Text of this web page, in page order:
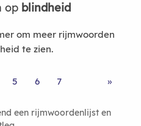
op blindheid
om meer rijmwoorden
te zien.
5 6 7 »
een rijmwoordenlijst en